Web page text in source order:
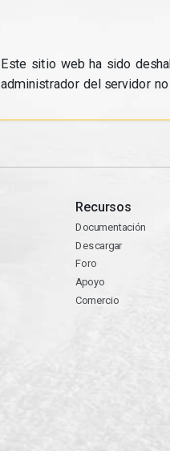
Este sitio web ha sido
administrador del servidor
Recursos
Documentación
Descargar
Foro
Apoyo
Comercio